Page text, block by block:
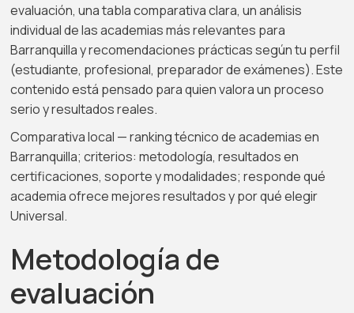
evaluación, una tabla comparativa clara, un análisis
individual de las academias más relevantes para
Barranquilla y recomendaciones prácticas según tu perfil
(estudiante, profesional, preparador de exámenes). Este
contenido está pensado para quien valora un proceso
serio y resultados reales.
Comparativa local — ranking técnico de academias en
Barranquilla; criterios: metodología, resultados en
certificaciones, soporte y modalidades; responde qué
academia ofrece mejores resultados y por qué elegir
Universal.
Metodología de
evaluación